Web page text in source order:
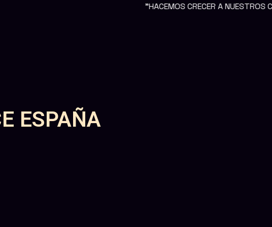
"HACEMOS CRECER A NUESTROS CLIENTES
ESPAÑA